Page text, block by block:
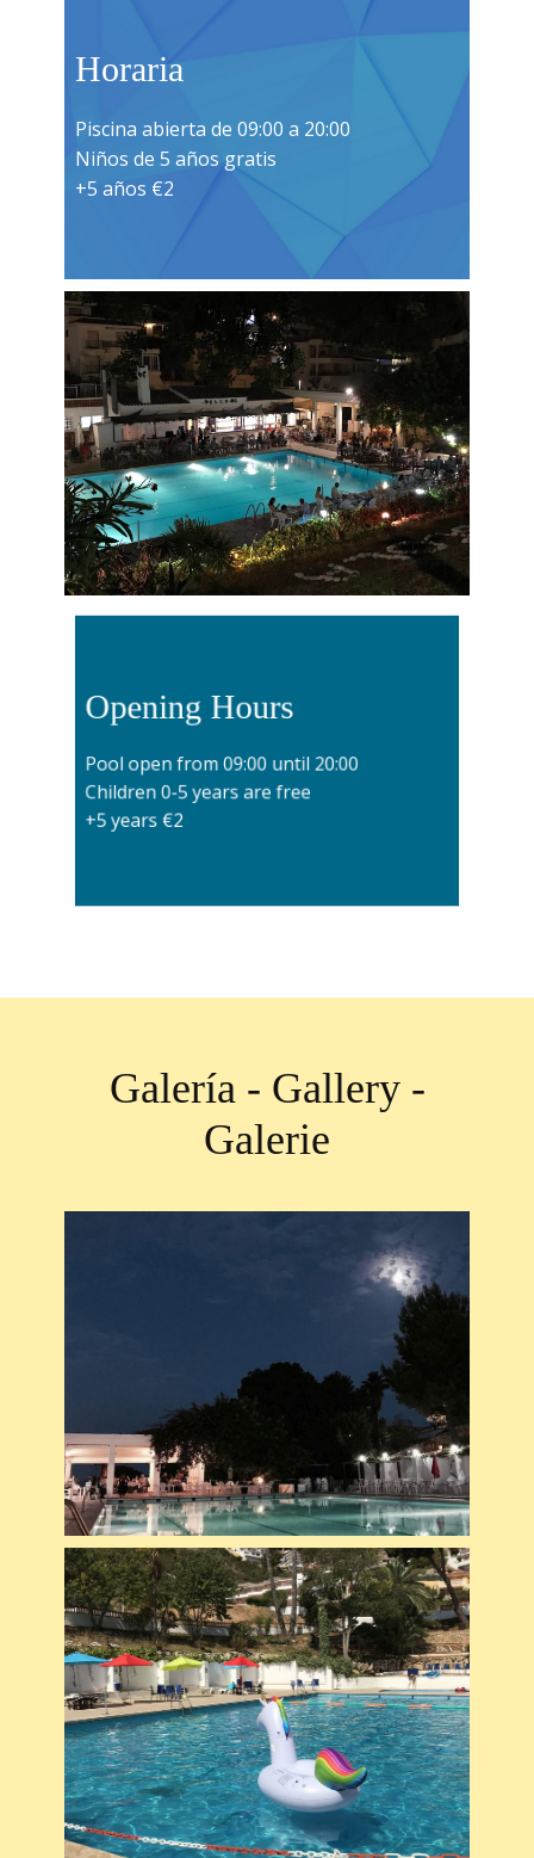
Horaria
Piscina abierta de 09:00 a 20:00
Niños de 5 años gratis
+5 años €2
Opening Hours
Pool open from 09:00 until 20:00
Children 0-5 years are free
+5 years €2
Galería - Gallery -
Galerie